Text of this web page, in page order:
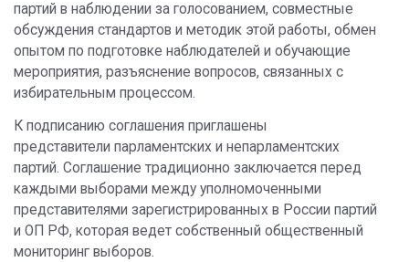
партий в наблюдении за голосованием, совместные
обсуждения стандартов и методик этой работы, обмен
опытом по подготовке наблюдателей и обучающие
мероприятия, разъяснение вопросов, связанных с
избирательным процессом.
К подписанию соглашения приглашены
представители парламентских и непарламентских
партий. Соглашение традиционно заключается перед
каждыми выборами между уполномоченными
представителями зарегистрированных в России партий
и ОП РФ, которая ведет собственный общественный
мониторинг выборов.